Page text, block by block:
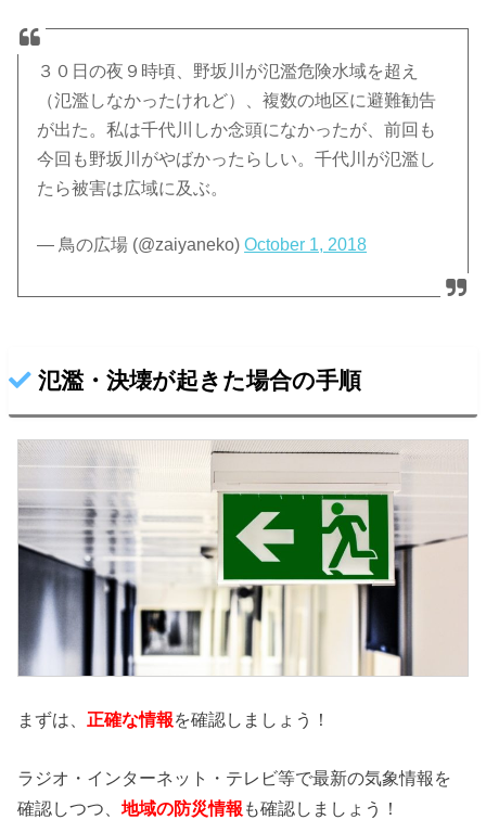
３０日の夜９時頃、野坂川が氾濫危険水域を超え
（氾濫しなかったけれど）、複数の地区に避難勧告
が出た。私は千代川しか念頭になかったが、前回も
今回も野坂川がやばかったらしい。千代川が氾濫し
たら被害は広域に及ぶ。
— 鳥の広場 (@zaiyaneko)October 1, 2018
氾濫・決壊が起きた場合の手順
まずは、 正確な情報を確認しましょう！
ラジオ・インターネット・テレビ等で最新の気象情報を
確認しつつ、地域の防災情報 も確認しましょう！